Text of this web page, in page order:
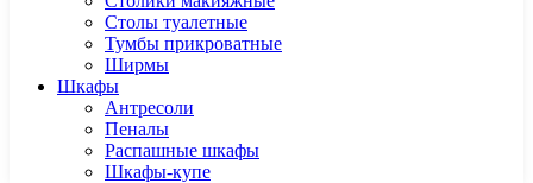
Столы туалетные
Тумбы прикроватные
Ширмы
Шкафы
Антресоли
Пеналы
Распашные шкафы
Шкафы-купе